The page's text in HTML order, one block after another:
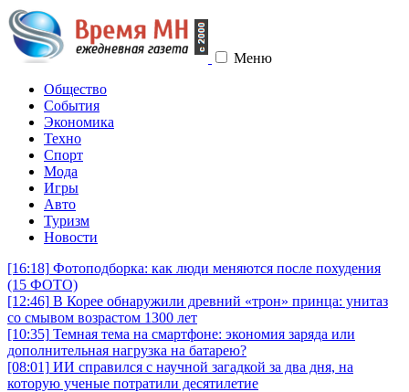
Меню
Общество
События
Экономика
Техно
Спорт
Мода
Игры
Авто
Туризм
Новости
[16:18] Фотоподборка: как люди меняются после похудения
(15 ФОТО)
[12:46] В Корее обнаружили древний «трон» принца: унитаз
со смывом возрастом 1300 лет
[10:35] Темная тема на смартфоне: экономия заряда или
дополнительная нагрузка на батарею?
[08:01] ИИ справился с научной загадкой за два дня, на
которую ученые потратили десятилетие